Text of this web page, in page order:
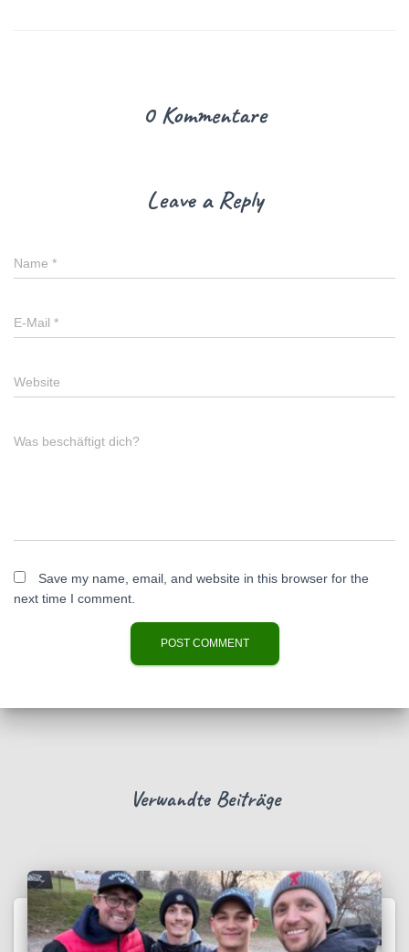
0 Kommentare
Leave a Reply
Name *
E-Mail *
Website
Was beschäftigt dich?
Save my name, email, and website in this browser for the
next time I comment.
Verwandte Beiträge